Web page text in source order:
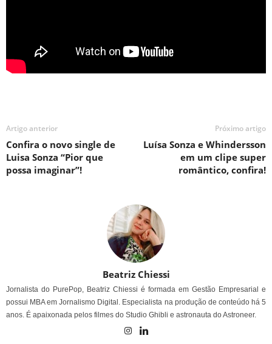
Artigo anterior
Confira o novo single de
Luisa Sonza “Pior que
possa imaginar”!
Próximo artigo
Luísa Sonza e Whindersson
em um clipe super
romântico, confira!
Beatriz Chiessi
Jornalista do PurePop, Beatriz Chiessi é formada em Gestão Empresarial e
possui MBA em Jornalismo Digital. Especialista na produção de conteúdo há 5
anos. É apaixonada pelos filmes do Studio Ghibli e astronauta do Astroneer.